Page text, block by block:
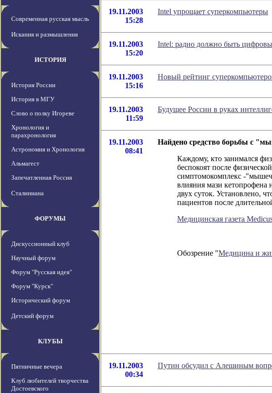
Современная русская мысль
Искания и размышления
ИСТОРИЯ
История России
История в МГУ
Слово о полку Игореве
Хронология и
парахронология
Астрономия и Хронология
Альмагест
Запечатленная Россия
Сталиниана
ФОРУМЫ
Дискуссионный клуб
Научный форум
Форум "Русская идея"
Форум "Курск"
Исторический форум
Детский форум
КЛУБЫ
Пятничные вечера
Клуб любителей творчества
Достоевского
19.11.2003
15:28
Intel упрощает суперкомпьютеры
19.11.2003
15:20
Intel: радио должно быть
19.11.2003
15:16
Новый рейтинг
19.11.2003
11:59
Будущее России в руках
19.11.2003
08:41
Найдено средство борьбы с
Каждому, кто занимался
беспокоят после
симптомокомплекс -
влияния мази кетопрофена
двух суток. Установлено,
пациентов после
Медицинская газета
Обозрение "Медицина и
19.11.2003
00:34
Путин обсудил с Алешиным